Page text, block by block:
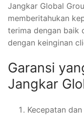
Jangkar Global
memberitahukan
terima dengan baik
dengan keinginan
Garansi
Jangkar
Kecepatan